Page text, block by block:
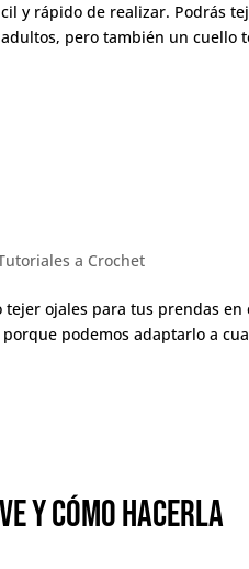
y rápido de realizar. Podrás
pero también un cuello
a Crochet
ojales para tus prendas en
podemos adaptarlo a
y cómo hacerla